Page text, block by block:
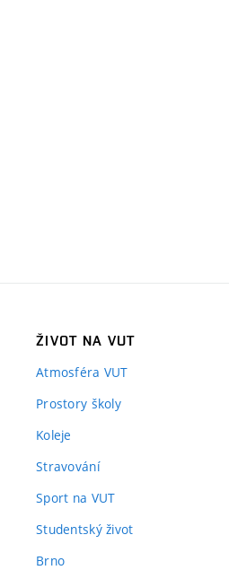
ŽIVOT NA VUT
Atmosféra VUT
Prostory školy
Koleje
Stravování
Sport na VUT
Studentský život
Brno